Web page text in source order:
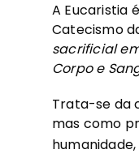
A Eucaristia
Catecismo
sacrificial
Corpo e
Trata-se da
mas como